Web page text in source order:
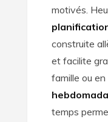
motivés.
construite
et facilite
famille ou
temps